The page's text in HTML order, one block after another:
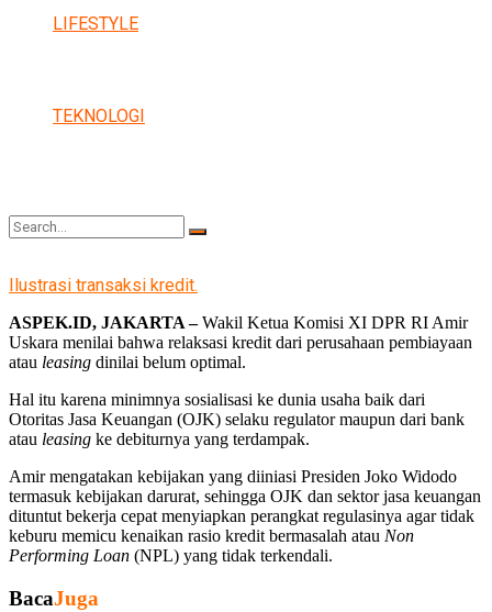
LIFESTYLE
TEKNOLOGI
No Result
View All Result
Ilustrasi transaksi kredit.
ASPEK.ID, JAKARTA –Wakil Ketua Komisi XI DPR RI Amir
Uskara menilai bahwa relaksasi kredit dari perusahaan pembiayaan
atau leasing dinilai belum optimal.
Hal itu karena minimnya sosialisasi ke dunia usaha baik dari
Otoritas Jasa Keuangan (OJK) selaku regulator maupun dari bank
atau leasing ke debiturnya yang terdampak.
Amir mengatakan kebijakan yang diiniasi Presiden Joko Widodo
termasuk kebijakan darurat, sehingga OJK dan sektor jasa keuangan
dituntut bekerja cepat menyiapkan perangkat regulasinya agar tidak
keburu memicu kenaikan rasio kredit bermasalah atau Non
Performing Loan (NPL) yang tidak terkendali.
BacaJuga